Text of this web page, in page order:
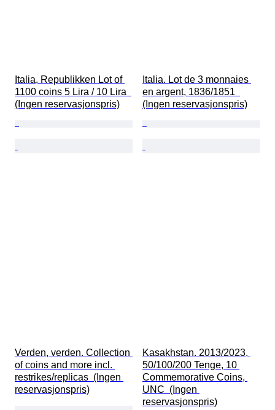
Italia, Republikken Lot of
1100 coins 5 Lira / 10 Lira
(Ingen reservasjonspris)
Italia. Lot de 3 monnaies
en argent, 1836/1851
(Ingen reservasjonspris)
Verden, verden. Collection
of coins and more incl.
restrikes/replicas  (Ingen
reservasjonspris)
Kasakhstan. 2013/2023,
50/100/200 Tenge, 10
Commemorative Coins,
UNC  (Ingen
reservasjonspris)